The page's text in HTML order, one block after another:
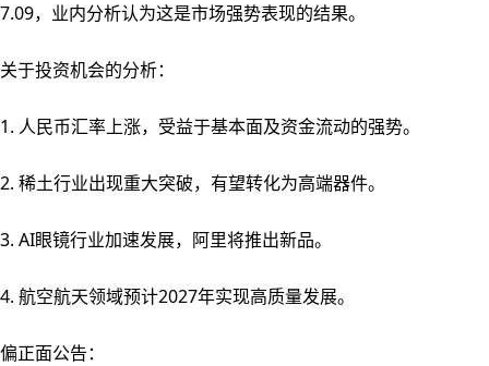
7.09，业内分析认为这是市场强势表现的结果。
关于投资机会的分析：
1. 人民币汇率上涨，受益于基本面及资金流动的强势。
2. 稀土行业出现重大突破，有望转化为高端器件。
3. AI眼镜行业加速发展，阿里将推出新品。
4. 航空航天领域预计2027年实现高质量发展。
偏正面公告：